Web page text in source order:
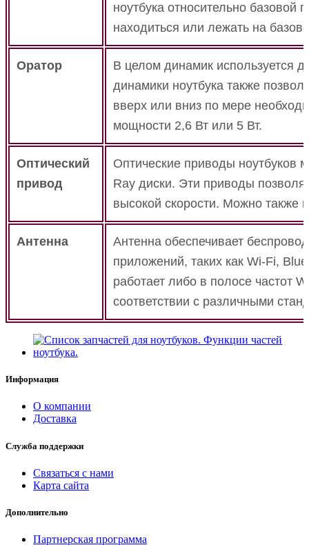
ноутбука относительно базовой
находиться или лежать на
Оратор
В целом динамик используется
динамики ноутбука также
вверх или вниз по мере
мощности 2,6 Вт или 5 Вт.
Оптический
привод
Оптические приводы ноутбуков
Ray диски. Эти приводы
высокой скорости. Можно также
Антенна
Антенна обеспечивает
приложений, таких как Wi-Fi,
работает либо в полосе частот
соответствии с различными
Информация
О компании
Доставка
Служба поддержки
Связаться с нами
Карта сайта
Дополнительно
Партнерская программа